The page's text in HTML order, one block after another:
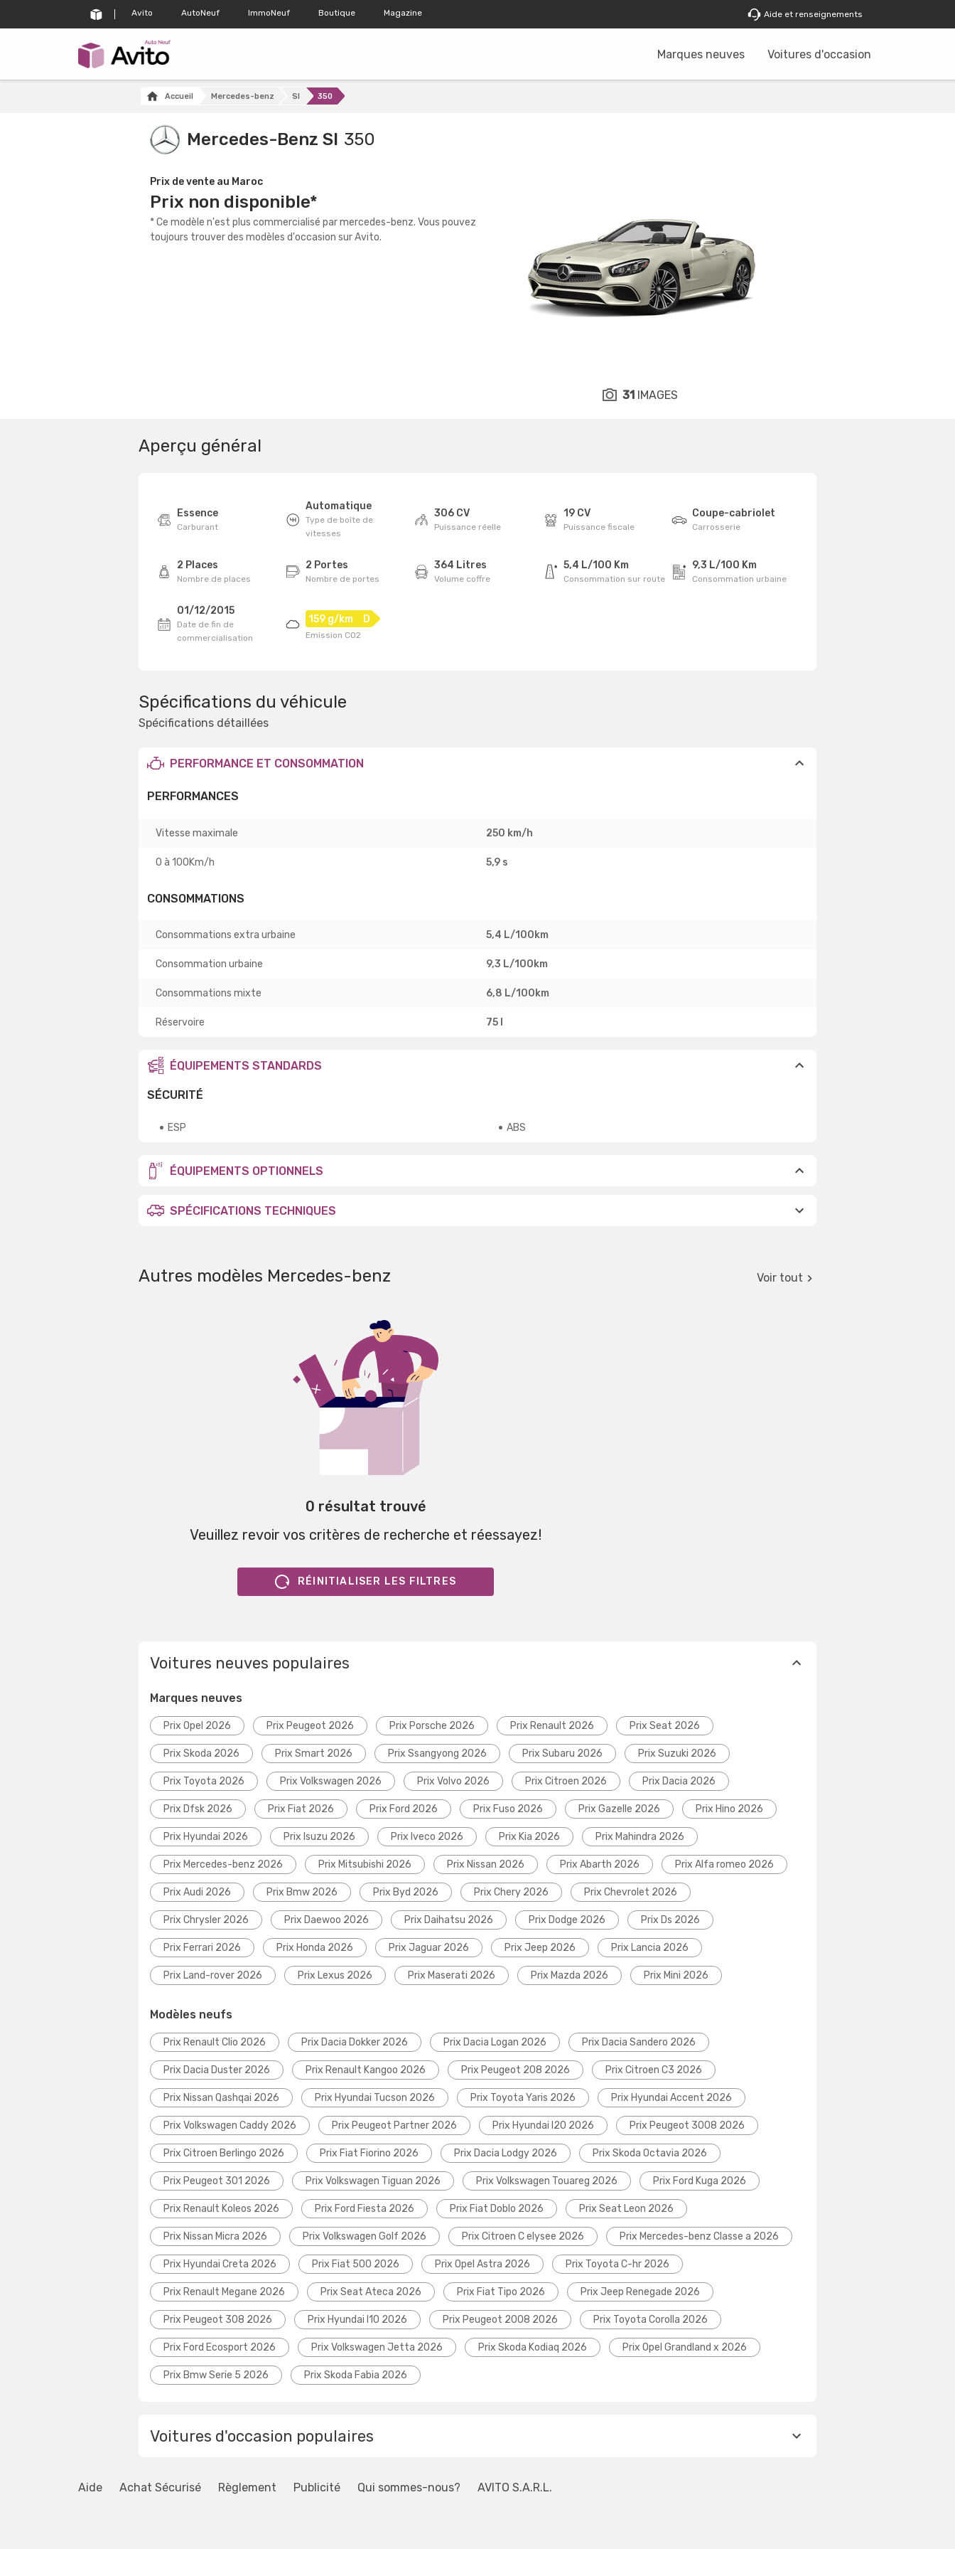
Avito AutoNeuf ImmoNeuf Boutique Magazine Aide et renseignements
Marques neuves Voitures d'occasion
Accueil Mercedes-benz Sl 350
Mercedes-Benz Sl 350
Prix de vente au Maroc
Prix non disponible*
* Ce modèle n'est plus commercialisé par mercedes-benz. Vous pouvez
toujours trouver des modèles d'occasion sur Avito.
31 IMAGES
Aperçu général
Essence
Carburant
Automatique
Type de boîte de
vitesses
306 CV
Puissance réelle
19 CV
Puissance fiscale
Coupe-cabriolet
Carrosserie
2 Places
Nombre de places
2 Portes
Nombre de portes
364 Litres
Volume coffre
5,4 L/100 Km
Consommation sur route
9,3 L/100 Km
Consommation urbaine
01/12/2015
Date de fin de
commercialisation
159 g/km D
Emission CO2
Spécifications du véhicule
Spécifications détaillées
PERFORMANCE ET CONSOMMATION
PERFORMANCES
Vitesse maximale 250 km/h
0 à 100Km/h 5,9 s
CONSOMMATIONS
Consommations extra urbaine 5,4 L/100km
Consommation urbaine 9,3 L/100km
Consommations mixte 6,8 L/100km
Réservoire 75 l
ÉQUIPEMENTS STANDARDS
SÉCURITÉ
ESP ABS
ÉQUIPEMENTS OPTIONNELS
SPÉCIFICATIONS TECHNIQUES
Autres modèles Mercedes-benz Voir tout
0 résultat trouvé
Veuillez revoir vos critères de recherche et réessayez!
RÉINITIALISER LES FILTRES
Voitures neuves populaires
Marques neuves
Prix Opel 2026 Prix Peugeot 2026 Prix Porsche 2026 Prix Renault 2026 Prix Seat 2026
Prix Skoda 2026 Prix Smart 2026 Prix Ssangyong 2026 Prix Subaru 2026 Prix Suzuki 2026
Prix Toyota 2026 Prix Volkswagen 2026 Prix Volvo 2026 Prix Citroen 2026 Prix Dacia 2026
Prix Dfsk 2026 Prix Fiat 2026 Prix Ford 2026 Prix Fuso 2026 Prix Gazelle 2026 Prix Hino 2026
Prix Hyundai 2026 Prix Isuzu 2026 Prix Iveco 2026 Prix Kia 2026 Prix Mahindra 2026
Prix Mercedes-benz 2026 Prix Mitsubishi 2026 Prix Nissan 2026 Prix Abarth 2026 Prix Alfa romeo 2026
Prix Audi 2026 Prix Bmw 2026 Prix Byd 2026 Prix Chery 2026 Prix Chevrolet 2026
Prix Chrysler 2026 Prix Daewoo 2026 Prix Daihatsu 2026 Prix Dodge 2026 Prix Ds 2026
Prix Ferrari 2026 Prix Honda 2026 Prix Jaguar 2026 Prix Jeep 2026 Prix Lancia 2026
Prix Land-rover 2026 Prix Lexus 2026 Prix Maserati 2026 Prix Mazda 2026 Prix Mini 2026
Modèles neufs
Prix Renault Clio 2026 Prix Dacia Dokker 2026 Prix Dacia Logan 2026 Prix Dacia Sandero 2026
Prix Dacia Duster 2026 Prix Renault Kangoo 2026 Prix Peugeot 208 2026 Prix Citroen C3 2026
Prix Nissan Qashqai 2026 Prix Hyundai Tucson 2026 Prix Toyota Yaris 2026 Prix Hyundai Accent 2026
Prix Volkswagen Caddy 2026 Prix Peugeot Partner 2026 Prix Hyundai I20 2026 Prix Peugeot 3008 2026
Prix Citroen Berlingo 2026 Prix Fiat Fiorino 2026 Prix Dacia Lodgy 2026 Prix Skoda Octavia 2026
Prix Peugeot 301 2026 Prix Volkswagen Tiguan 2026 Prix Volkswagen Touareg 2026 Prix Ford Kuga 2026
Prix Renault Koleos 2026 Prix Ford Fiesta 2026 Prix Fiat Doblo 2026 Prix Seat Leon 2026
Prix Nissan Micra 2026 Prix Volkswagen Golf 2026 Prix Citroen C elysee 2026 Prix Mercedes-benz Classe a 2026
Prix Hyundai Creta 2026 Prix Fiat 500 2026 Prix Opel Astra 2026 Prix Toyota C-hr 2026
Prix Renault Megane 2026 Prix Seat Ateca 2026 Prix Fiat Tipo 2026 Prix Jeep Renegade 2026
Prix Peugeot 308 2026 Prix Hyundai I10 2026 Prix Peugeot 2008 2026 Prix Toyota Corolla 2026
Prix Ford Ecosport 2026 Prix Volkswagen Jetta 2026 Prix Skoda Kodiaq 2026 Prix Opel Grandland x 2026
Prix Bmw Serie 5 2026 Prix Skoda Fabia 2026
Voitures d'occasion populaires
Aide Achat Sécurisé Règlement Publicité Qui sommes-nous? AVITO S.A.R.L.